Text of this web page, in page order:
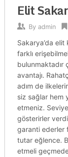
Elit
By admin
Sakarya’da
farklı
bulunmaktadır
avantajı.
adım de
siz sağlar hem
etmeniz.
gösterirler
garanti ederler
tutar eğlence.
etmeli